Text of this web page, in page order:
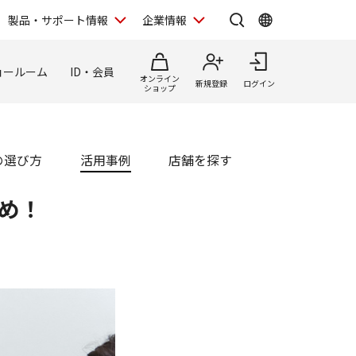
製品・サポート情報 企業情報
ルーム ID・会員
オンライン
ショップ
新規登録 ログイン
び方 活用事例 店舗を探す
！